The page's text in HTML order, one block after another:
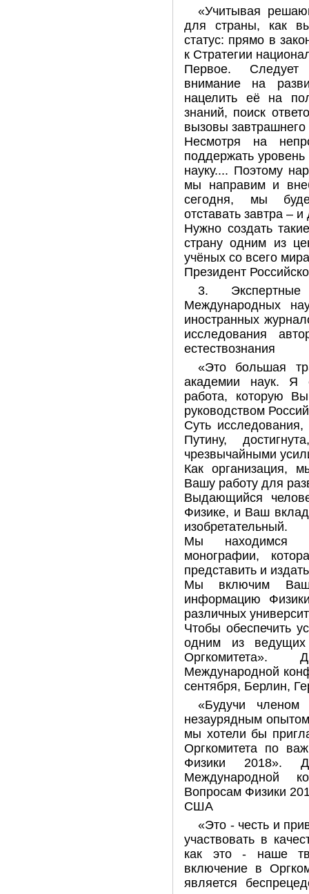
«Учитывая
для страны, как
статус: прямо в
к Стратегии
Первое. Следует
внимание на
нацелить её на
знаний, поиск
вызовы завтрашнего
Несмотря на
поддержать
науку.... Поэтому
мы направим и
сегодня, мы
отставать завтра –
Нужно создать
страну одним из
учёных со всего
Президент
3. Экспертные
Международных
иностранных
исследования
естествознания
«Это большая
академии наук. Я
работа, которую
руководством
Суть
Путину,
чрезвычайными
Как организация,
Вашу работу для
Выдающийся
Физике, и Ваш
изобретательный.
Мы находимся
монографии,
представить и
Мы включим
информацию
различных
Чтобы обеспечить
одним из ведущих
Оргкомитета».
Международной
сентября, Берлин,
«Будучи
незаурядным
мы хотели бы
Оргкомитета по
Физики 2018».
Международной
Вопросам Физики
США
«Это - честь и
участвовать в
как это - наше
включение в
является